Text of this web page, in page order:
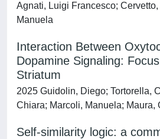
Agnati, Luigi Francesco;
Manuela
Interaction Between
Dopamine Signaling:
Striatum
2025 Guidolin, Diego; Tortorella,
Chiara; Marcoli, Manuela; Maura,
Self-similarity logic: a